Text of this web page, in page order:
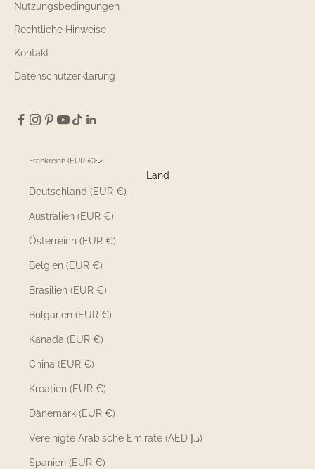
Nutzungsbedingungen
Rechtliche Hinweise
Kontakt
Datenschutzerklärung
Frankreich (EUR €)
Land
Deutschland (EUR €)
Australien (EUR €)
Österreich (EUR €)
Belgien (EUR €)
Brasilien (EUR €)
Bulgarien (EUR €)
Kanada (EUR €)
China (EUR €)
Kroatien (EUR €)
Dänemark (EUR €)
Vereinigte Arabische Emirate (AED د.إ)
Spanien (EUR €)